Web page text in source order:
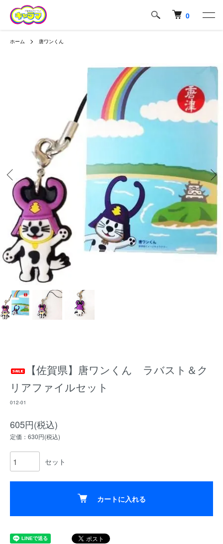
0
ホーム 唐ワンくん
【佐賀県】唐ワンくん ラバスト＆ク
リアファイルセット
012-01
605円(税込)
定価：630円(税込)
セット
カートに入れる